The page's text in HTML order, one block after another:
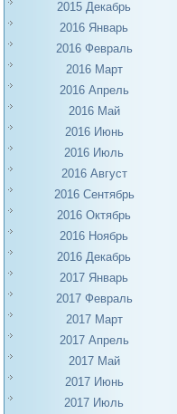
2015 Декабрь
2016 Январь
2016 Февраль
2016 Март
2016 Апрель
2016 Май
2016 Июнь
2016 Июль
2016 Август
2016 Сентябрь
2016 Октябрь
2016 Ноябрь
2016 Декабрь
2017 Январь
2017 Февраль
2017 Март
2017 Апрель
2017 Май
2017 Июнь
2017 Июль